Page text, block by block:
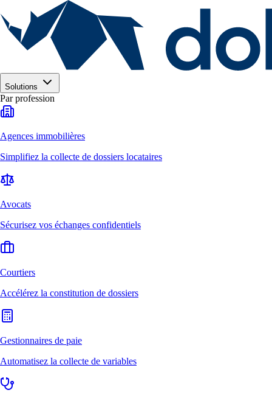
Solutions
Par profession
Agences immobilières
Simplifiez la collecte de dossiers locataires
Avocats
Sécurisez vos échanges confidentiels
Courtiers
Accélérez la constitution de dossiers
Gestionnaires de paie
Automatisez la collecte de variables